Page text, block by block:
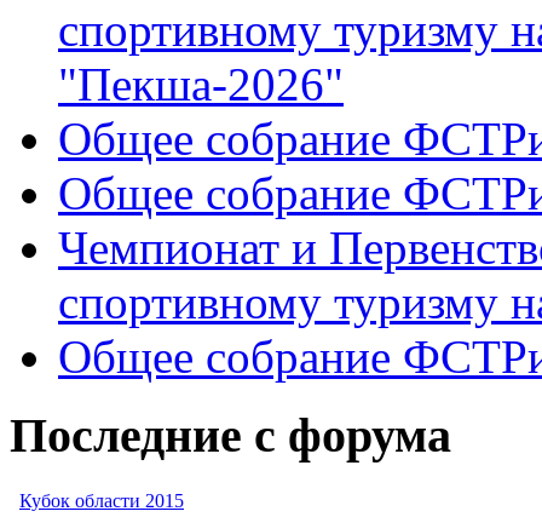
спортивному туризму
"Пекша-2026"
Общее собрание
Общее собрание
Чемпионат и
спортивному туризму
Общее собрание
Последние с форума
Кубок области 2015